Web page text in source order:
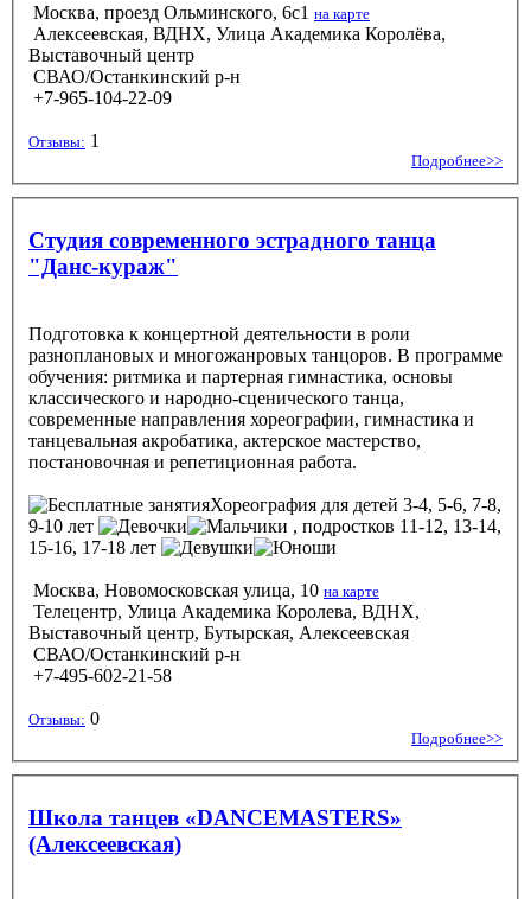
Москва, проезд Ольминского, 6с1 на карте
Алексеевская, ВДНХ, Улица Академика Королёва,
Выставочный центр
СВАО/Останкинский р-н
+7-965-104-22-09
Отзывы: 1
Подробнее>>
Студия современного эстрадного танца
"Данс-кураж"
Подготовка к концертной деятельности в роли
разноплановых и многожанровых танцоров. В программе
обучения: ритмика и партерная гимнастика, основы
классического и народно-сценического танца,
современные направления хореографии, гимнастика и
танцевальная акробатика, актерское мастерство,
постановочная и репетиционная работа.
Хореография для детей 3-4, 5-6, 7-8,
9-10 лет
, подростков 11-12, 13-14,
15-16, 17-18 лет
Москва, Новомосковская улица, 10 на карте
Телецентр, Улица Академика Королева, ВДНХ,
Выставочный центр, Бутырская, Алексеевская
СВАО/Останкинский р-н
+7-495-602-21-58
Отзывы: 0
Подробнее>>
Школа­­ танцев «DANCEMASTERS»
(Алексеевская)